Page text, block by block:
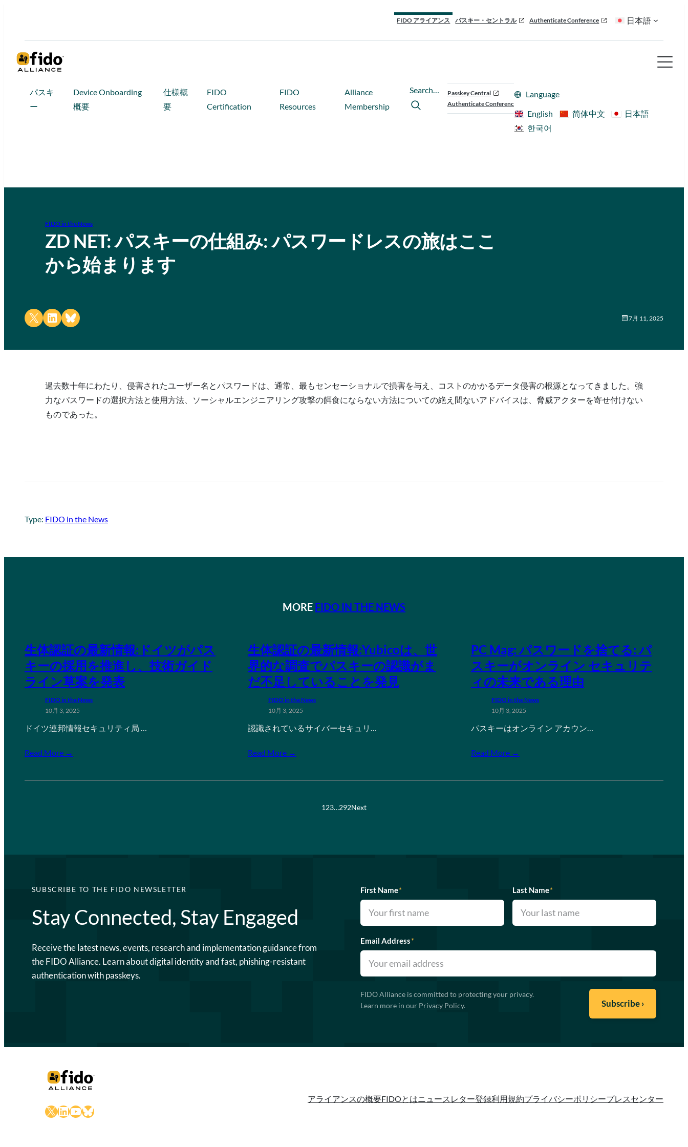
FIDO アライアンス パスキー・セントラル Authenticate Conference 日本語
パスキ
ー
Device Onboarding
概要
仕様概
要
FIDO
Certification
FIDO
Resources
Alliance
Membership
Search…
Passkey Central
Authenticate Conference
Language
English
简体中文
日本語
한국어
FIDO in the News
ZD NET: パスキーの仕組み: パスワードレスの旅はここ
から始まります
Share on X Share on LinkedIn
Share on Bluesky 7月 11, 2025
過去数十年にわたり、侵害されたユーザー名とパスワードは、通常、最もセンセーショナルで損害を与え、コストのかかるデータ侵害の根源となってきました。強
力なパスワードの選択方法と使用方法、ソーシャルエンジニアリング攻撃の餌食にならない方法についての絶え間ないアドバイスは、脅威アクターを寄せ付けない
ものであった。
Type: FIDO in the News
MORE FIDO IN THE NEWS
生体認証の最新情報:ドイツがパス
キーの採用を推進し、技術ガイド
ライン草案を発表
FIDO in the News
10月 3, 2025
ドイツ連邦情報セキュリティ局 …
Read More →
生体認証の最新情報:Yubicoは、世
界的な調査でパスキーの認識がま
だ不足していることを発見
FIDO in the News
10月 3, 2025
認識されているサイバーセキュリ…
Read More →
PC Mag: パスワードを捨てる: パ
スキーがオンライン セキュリテ
ィの未来である理由
FIDO in the News
10月 3, 2025
パスキーはオンライン アカウン…
Read More →
123…292Next
SUBSCRIBE TO THE FIDO NEWSLETTER
Stay Connected, Stay Engaged
Receive the latest news, events, research and implementation guidance from
the FIDO Alliance. Learn about digital identity and fast, phishing-resistant
authentication with passkeys.
First Name* Last Name*
Email Address*
FIDO Alliance is committed to protecting your privacy.
Learn more in our Privacy Policy.
X LinkedIn
YouTube
Bluesky
アライアンスの概要FIDOとはニュースレター登録利用規約プライバシーポリシープレスセンター